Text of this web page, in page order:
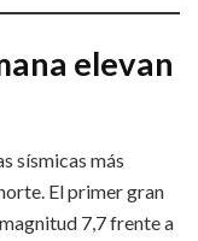
elevan
sísmicas más
El primer gran
7,7 frente a